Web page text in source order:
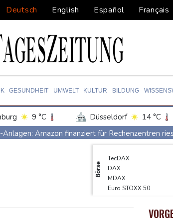
Deutsch English Español Français
GESUNDHEIT UMWELT KULTUR BILDUNG
9 °C Düsseldorf
14 °C
Leipzig 12 °C Dortmund
Bremen
Wien
Amazon finanziert für Rechenzentren
Stütze im Jugendbereich
Flüssiggas aus Russland
drei Tote durch russische Angriffe in Region Kiew
Börse
TecDAX
DAX
MDAX
Euro STOXX 50
EUR/USD